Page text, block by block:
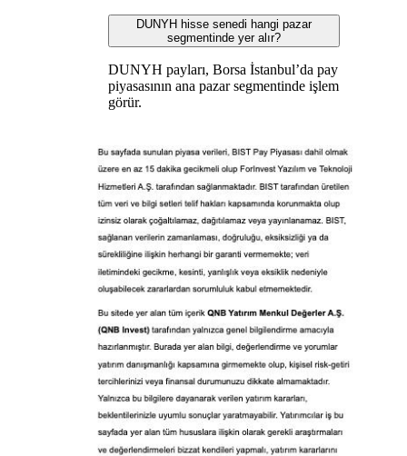
DUNYH hisse senedi hangi pazar
segmentinde yer alır?
DUNYH payları, Borsa İstanbul’da pay
piyasasının ana pazar segmentinde işlem
görür.